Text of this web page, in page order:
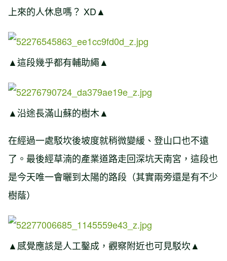
上來的人休息嗎？ XD▲
▲這段幾乎都有輔助繩▲
▲沿途長滿山蘇的樹木▲
在經過一處駁坎後坡度就稍微變緩、登山口也不遠
了。最後經草湳的產業道路走回深坑天南宮，這段也
是今天唯一會曬到太陽的路段（其實兩旁還是有不少
樹蔭）
▲感覺應該是人工鑿成，觀察附近也可見駁坎▲